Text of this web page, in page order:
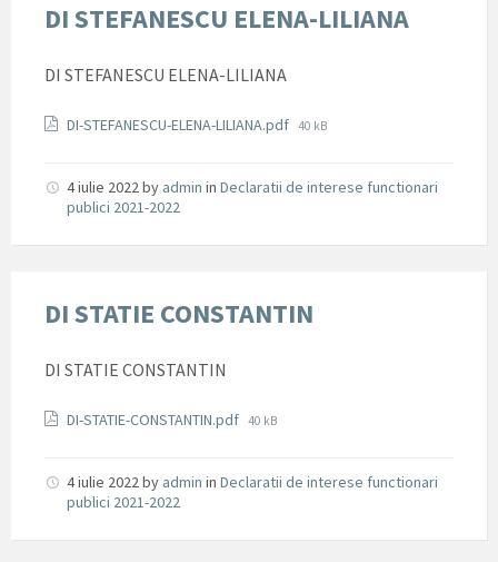
DI STEFANESCU ELENA-LILIANA
DI STEFANESCU ELENA-LILIANA
Documente
DI-STEFANESCU-ELENA-LILIANA.pdf File
40 kB
4 iulie 2022by admin in Declaratii de interese functionari
publici 2021-2022
DI STATIE CONSTANTIN
DI STATIE CONSTANTIN
Documente
DI-STATIE-CONSTANTIN.pdf File
40 kB
4 iulie 2022by admin in Declaratii de interese functionari
publici 2021-2022